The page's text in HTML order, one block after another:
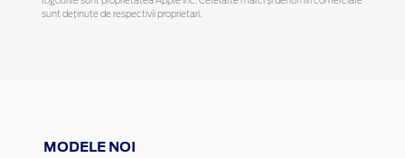
sunt deținute de respectivii proprietari.
MODELE NOI